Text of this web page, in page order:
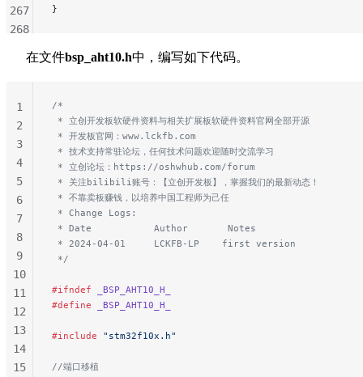
}
267
268
270
272
273
274
275
276
277
278
279
280
281
282
283
284
285
286
在文件bsp_aht10.h中，编写如下代码。
/*
* 立创开发板软硬件资料与相关扩展板软硬件资料官网全部开源
* 开发板官网：www.lckfb.com
* 技术支持常驻论坛，任何技术问题欢迎随时交流学习
* 立创论坛：https://oshwhub.com/forum
* 关注bilibili账号：【立创开发板】，掌握我们的最新动态！
* 不靠卖板赚钱，以培养中国工程师为己任
* Change Logs:
* Date           Author       Notes
* 2024-04-01     LCKFB-LP    first version
*/
#ifndef _BSP_AHT10_H_
#define _BSP_AHT10_H_
#include "stm32f10x.h"
//端口移植
1
2
3
4
5
6
7
8
9
10
11
12
13
14
15